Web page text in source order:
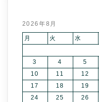
2026年8月
月 火 水
3
4 5
10
11 12
17
18 19
24
25 26